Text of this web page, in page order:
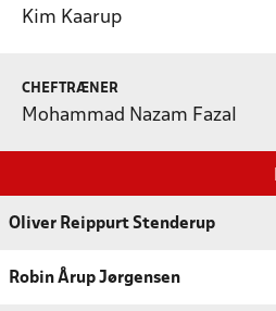
Kim Kaarup
CHEFTRÆNER
Mohammad Nazam Fazal
Oliver Reippurt Stenderup
Robin Årup Jørgensen